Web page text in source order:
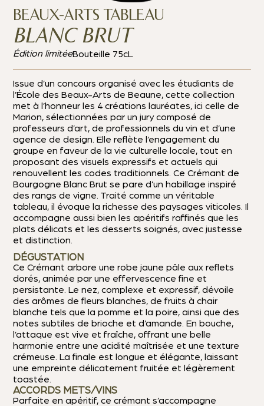
BEAUX-ARTS TABLEAU
BLANC BRUT
Édition limitéeBouteille 75cL
Issue d’un concours organisé avec les étudiants de
l’École des Beaux-Arts de Beaune, cette collection
met à l’honneur les 4 créations lauréates, ici celle de
Marion, sélectionnées par un jury composé de
professeurs d’art, de professionnels du vin et d’une
agence de design. Elle reflète l’engagement du
groupe en faveur de la vie culturelle locale, tout en
proposant des visuels expressifs et actuels qui
renouvellent les codes traditionnels. Ce Crémant de
Bourgogne Blanc Brut se pare d’un habillage inspiré
des rangs de vigne. Traité comme un véritable
tableau, il évoque la richesse des paysages viticoles. Il
accompagne aussi bien les apéritifs raffinés que les
plats délicats et les desserts soignés, avec justesse
et distinction.
DÉGUSTATION
Ce Crémant arbore une robe jaune pâle aux reflets
dorés, animée par une effervescence fine et
persistante. Le nez, complexe et expressif, dévoile
des arômes de fleurs blanches, de fruits à chair
blanche tels que la pomme et la poire, ainsi que des
notes subtiles de brioche et d’amande. En bouche,
l’attaque est vive et fraîche, offrant une belle
harmonie entre une acidité maîtrisée et une texture
crémeuse. La finale est longue et élégante, laissant
une empreinte délicatement fruitée et légèrement
toastée.
ACCORDS METS/VINS
Parfaite en apéritif, ce crémant s’accompagne